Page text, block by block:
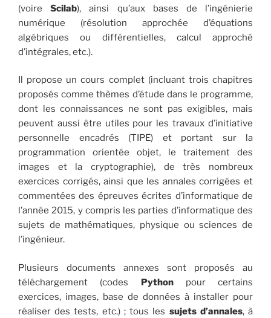
(voireScilab), ainsi qu’aux bases de l’ingénierie
numérique (résolution approchée d’équations
algébriques ou différentielles, calcul approché
d’intégrales, etc.).
Il propose un cours complet (incluant trois chapitres
proposés comme thèmes d’étude dans le programme,
dont les connaissances ne sont pas exigibles, mais
peuvent aussi être utiles pour les travaux d’initiative
personnelle encadrés (TIPE) et portant sur la
programmation orientée objet, le traitement des
images et la cryptographie), de très nombreux
exercices corrigés, ainsi que les annales corrigées et
commentées des épreuves écrites d’informatique de
l’année 2015, y compris les parties d’informatique des
sujets de mathématiques, physique ou sciences de
l’ingénieur.
Plusieurs documents annexes sont proposés au
téléchargement (codes Pythonpour certains
exercices, images, base de données à installer pour
réaliser des tests, etc.) ; tous les sujets d’annales, à